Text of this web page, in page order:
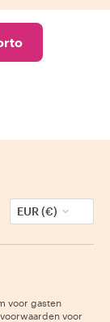
EUR (€)
voor gasten
voor